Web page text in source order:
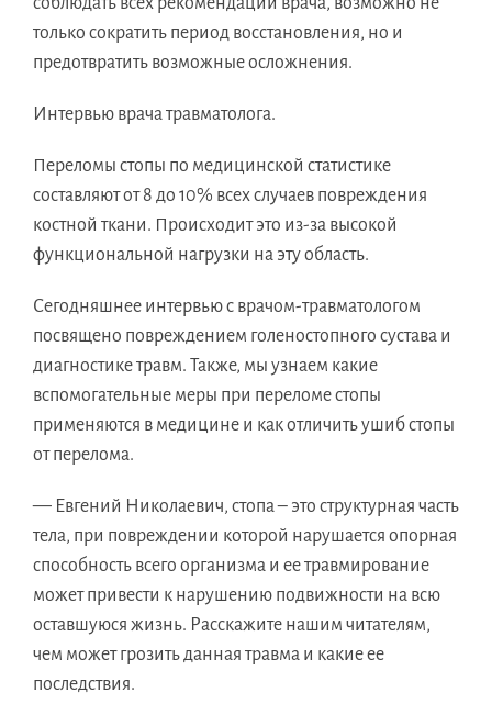
только сократить период восстановления, но и
предотвратить возможные осложнения.
Интервью врача травматолога.
Переломы стопы по медицинской статистике
составляют от 8 до 10% всех случаев повреждения
костной ткани. Происходит это из-за высокой
функциональной нагрузки на эту область.
Сегодняшнее интервью с врачом-травматологом
посвящено повреждением голеностопного сустава и
диагностике травм. Также, мы узнаем какие
вспомогательные меры при переломе стопы
применяются в медицине и как отличить ушиб стопы
от перелома.
— Евгений Николаевич, стопа – это структурная часть
тела, при повреждении которой нарушается опорная
способность всего организма и ее травмирование
может привести к нарушению подвижности на всю
оставшуюся жизнь. Расскажите нашим читателям,
чем может грозить данная травма и какие ее
последствия.